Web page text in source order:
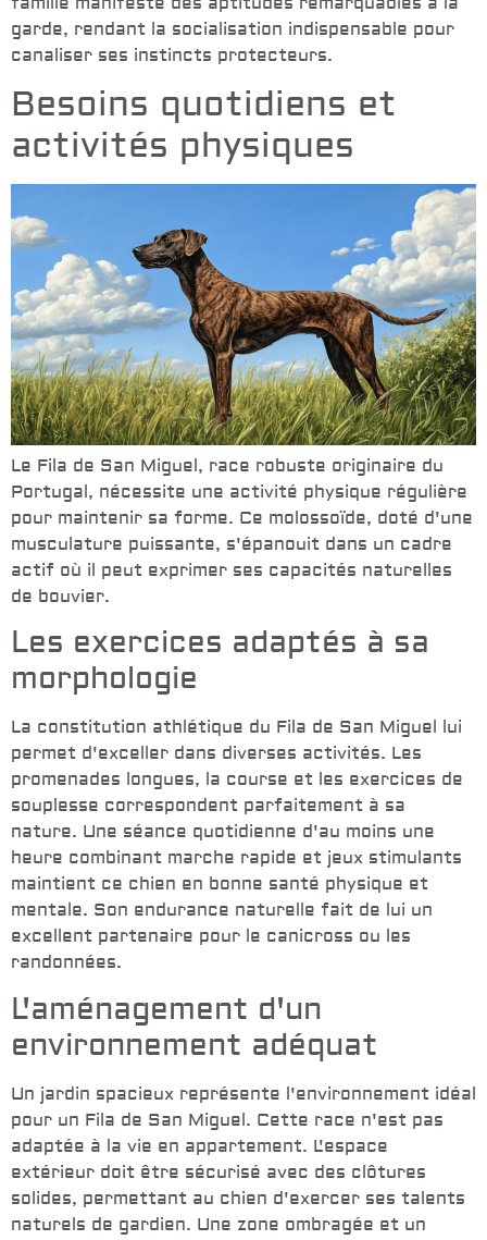
garde, rendant la socialisation indispensable pour
canaliser ses instincts protecteurs.
Besoins quotidiens et
activités physiques
Le Fila de San Miguel, race robuste originaire du
Portugal, nécessite une activité physique régulière
pour maintenir sa forme. Ce molossoïde, doté d'une
musculature puissante, s'épanouit dans un cadre
actif où il peut exprimer ses capacités naturelles
de bouvier.
Les exercices adaptés à sa
morphologie
La constitution athlétique du Fila de San Miguel lui
permet d'exceller dans diverses activités. Les
promenades longues, la course et les exercices de
souplesse correspondent parfaitement à sa
nature. Une séance quotidienne d'au moins une
heure combinant marche rapide et jeux stimulants
maintient ce chien en bonne santé physique et
mentale. Son endurance naturelle fait de lui un
excellent partenaire pour le canicross ou les
randonnées.
L'aménagement d'un
environnement adéquat
Un jardin spacieux représente l'environnement idéal
pour un Fila de San Miguel. Cette race n'est pas
adaptée à la vie en appartement. L'espace
extérieur doit être sécurisé avec des clôtures
solides, permettant au chien d'exercer ses talents
naturels de gardien. Une zone ombragée et un